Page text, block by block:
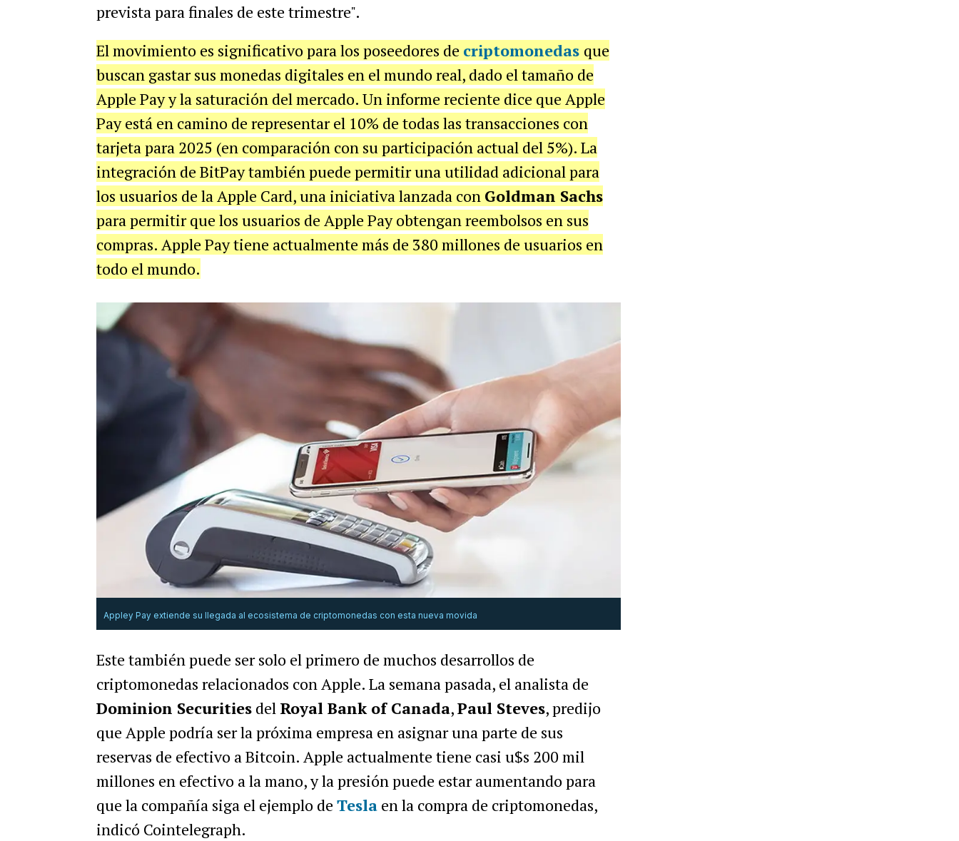
prevista para finales de este trimestre".
El movimiento es significativo para los poseedores de criptomonedas que
buscan gastar sus monedas digitales en el mundo real, dado el tamaño de
Apple Pay y la saturación del mercado. Un informe reciente dice que Apple
Pay está en camino de representar el 10% de todas las transacciones con
tarjeta para 2025 (en comparación con su participación actual del 5%). La
integración de BitPay también puede permitir una utilidad adicional para
los usuarios de la Apple Card, una iniciativa lanzada con Goldman Sachs
para permitir que los usuarios de Apple Pay obtengan reembolsos en sus
compras. Apple Pay tiene actualmente más de 380 millones de usuarios en
todo el mundo.
Appley Pay extiende su llegada al ecosistema de criptomonedas con esta nueva movida
Este también puede ser solo el primero de muchos desarrollos de
criptomonedas relacionados con Apple. La semana pasada, el analista de
Dominion Securitiesdel Royal Bank of Canada,Paul Steves, predijo
que Apple podría ser la próxima empresa en asignar una parte de sus
reservas de efectivo a Bitcoin. Apple actualmente tiene casi u$s 200 mil
millones en efectivo a la mano, y la presión puede estar aumentando para
que la compañía siga el ejemplo de Teslaen la compra de criptomonedas,
indicó Cointelegraph.